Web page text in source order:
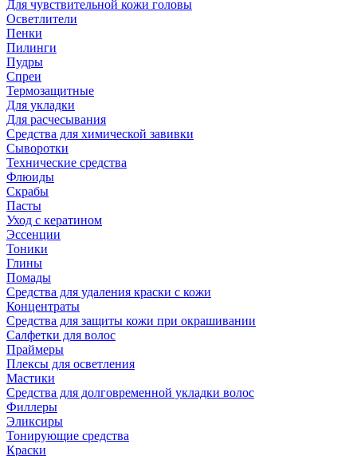
Для чувствительной кожи головы
Осветлители
Пенки
Пилинги
Пудры
Спреи
Термозащитные
Для укладки
Для расчесывания
Средства для химической завивки
Сыворотки
Технические средства
Флюиды
Скрабы
Пасты
Уход с кератином
Эссенции
Тоники
Глины
Помады
Средства для удаления краски с кожи
Концентраты
Средства для защиты кожи при окрашивании
Салфетки для волос
Праймеры
Плексы для осветления
Мастики
Средства для долговременной укладки волос
Филлеры
Эликсиры
Тонирующие средства
Краски